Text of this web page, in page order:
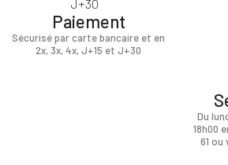
Paiement
Sécurisé par carte bancaire et en
2x, 3x, 4x, J+15 et J+30
Du
18h00
61